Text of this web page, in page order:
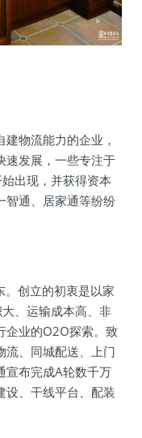
物流能力的企业，
速发展，一些专注于
出现，并获得资本
智通、居家通等纷纷
。创立的初衷是以家
、运输成本高、非
企业的O2O探索。致
流、同城配送、上门
宣布完成A轮数千万
设、干线平台、配装